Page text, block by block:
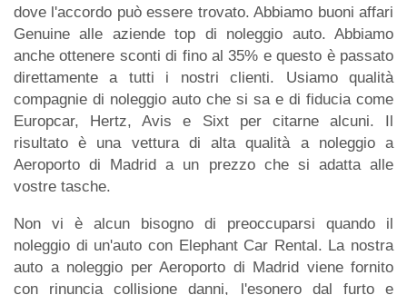
dove l'accordo può essere trovato. Abbiamo buoni affari
Genuine alle aziende top di noleggio auto. Abbiamo
anche ottenere sconti di fino al 35% e questo è passato
direttamente a tutti i nostri clienti. Usiamo qualità
compagnie di noleggio auto che si sa e di fiducia come
Europcar, Hertz, Avis e Sixt per citarne alcuni. Il
risultato è una vettura di alta qualità a noleggio a
Aeroporto di Madrid a un prezzo che si adatta alle
vostre tasche.
Non vi è alcun bisogno di preoccuparsi quando il
noleggio di un'auto con Elephant Car Rental. La nostra
auto a noleggio per Aeroporto di Madrid viene fornito
con rinuncia collisione danni, l'esonero dal furto e